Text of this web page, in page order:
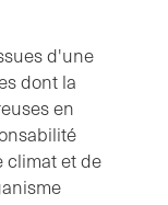
d'une
dont la
en
climat et de